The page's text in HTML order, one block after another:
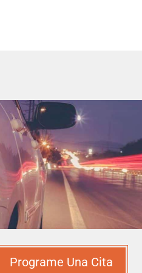
Programe Una Cita